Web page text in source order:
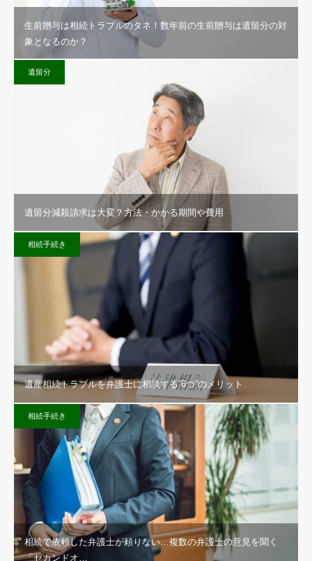
生前贈与は相続トラブルのタネ！数年前の生前贈与は遺留分の対
象となるのか？
遺留分
遺留分減殺請求は大変？方法・かかる期間や費用
相続手続き
遺産相続トラブルを弁護士に相談する”6つ”のメリット
相続手続き
相続で依頼した弁護士が頼りない…複数の弁護士の意見を聞く
「セカンドオ…